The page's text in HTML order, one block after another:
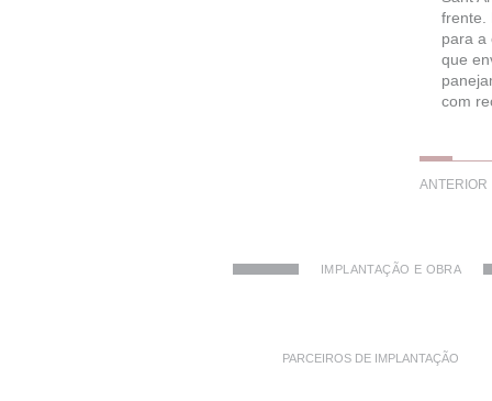
frente.
para a
que
com
ANTERIOR
IMPLANTAÇÃO E OBRA
PARCEIROS DE IMPLANTAÇÃO